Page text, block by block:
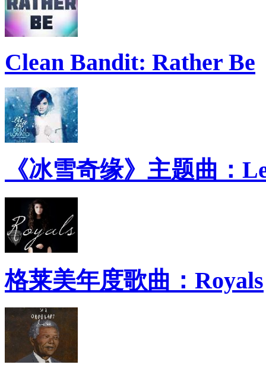
Clean Bandit: Rather Be
《冰雪奇缘》主题曲：
格莱美年度歌曲：Royals